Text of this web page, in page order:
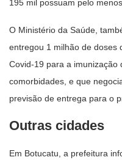
195 mil possuam pelo
O Ministério da Saúde,
entregou 1 milhão de doses
Covid-19 para a imunização
comorbidades, e que
previsão de entrega para o
Outras cidades
Em Botucatu, a prefeitura